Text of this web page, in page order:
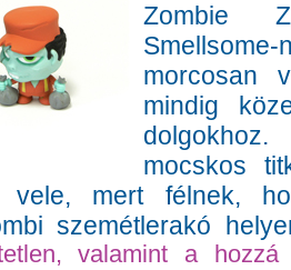
Zombie
morcosan
mindig
mocskos
vele, mert félnek,
szemétlerakó
valamint a